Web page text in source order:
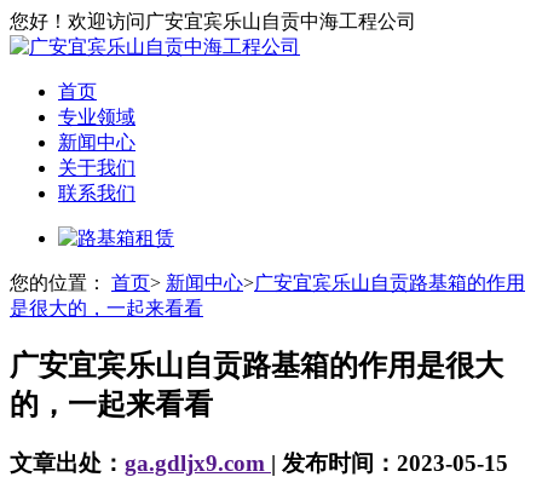
您好！欢迎访问广安宜宾乐山自贡中海工程公司
首页
专业领域
新闻中心
关于我们
联系我们
您的位置： 首页> 新闻中心>广安宜宾乐山自贡路基箱的作用
是很大的，一起来看看
广安宜宾乐山自贡路基箱的作用是很大
的，一起来看看
文章出处： ga.gdljx9.com | 发布时间：2023-05-15